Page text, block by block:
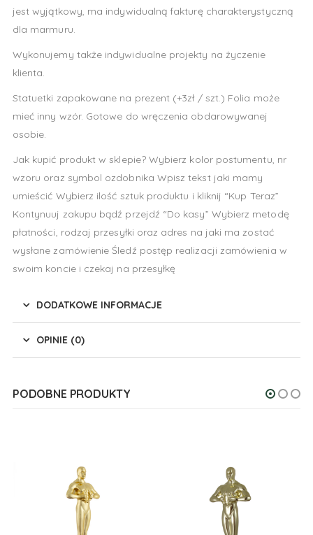
jest wyjątkowy, ma indywidualną fakturę charakterystyczną
dla marmuru.
Wykonujemy także indywidualne projekty na życzenie
klienta.
Statuetki zapakowane na prezent (+3zł / szt.) Folia może
mieć inny wzór. Gotowe do wręczenia obdarowywanej
osobie.
Jak kupić produkt w sklepie? Wybierz kolor postumentu, nr
wzoru oraz symbol ozdobnika Wpisz tekst jaki mamy
umieścić Wybierz ilość sztuk produktu i kliknij “Kup Teraz”
Kontynuuj zakupu bądź przejdź “Do kasy” Wybierz metodę
płatności, rodzaj przesyłki oraz adres na jaki ma zostać
wysłane zamówienie Śledź postęp realizacji zamówienia w
swoim koncie i czekaj na przesyłkę
DODATKOWE INFORMACJE
OPINIE (0)
PODOBNE PRODUKTY